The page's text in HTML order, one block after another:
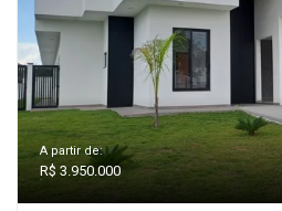
A partir de:
R$ 3.950.000